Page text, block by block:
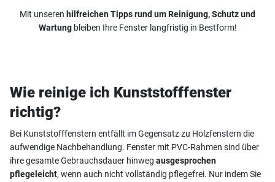
Mit unseren hilfreichen Tipps rund um Reinigung, Schutz und
Wartungbleiben Ihre Fenster langfristig in Bestform!
Wie reinige ich Kunststofffenster
richtig?
Bei Kunststofffenstern entfällt im Gegensatz zu Holzfenstern die
aufwendige Nachbehandlung. Fenster mit PVC-Rahmen sind über
ihre gesamte Gebrauchsdauer hinweg ausgesprochen
pflegeleicht, wenn auch nicht vollständig pflegefrei. Nur indem Sie